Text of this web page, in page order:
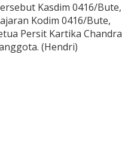
Kasdim 0416/Bute,
Kodim 0416/Bute,
Persit Kartika Chandra
(Hendri)